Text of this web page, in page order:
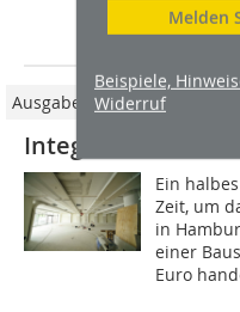
Melden
Beispiele,
Widerruf
Ausgabe 05/2012
Integriertes Licht
Ein
Zeit, um
in
einer
Euro